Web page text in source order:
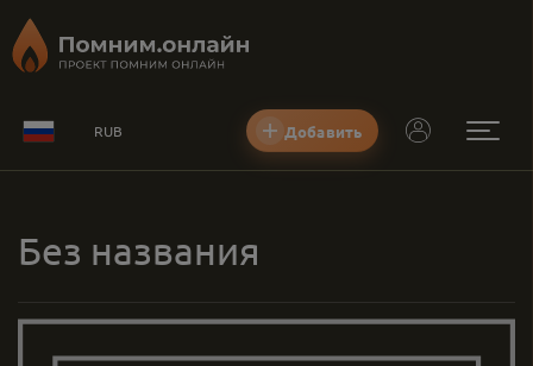
RUB Добавить
Без названия